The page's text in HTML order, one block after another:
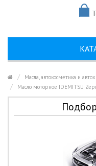
Масла, автокосметика и
Масло моторное IDEMITSU